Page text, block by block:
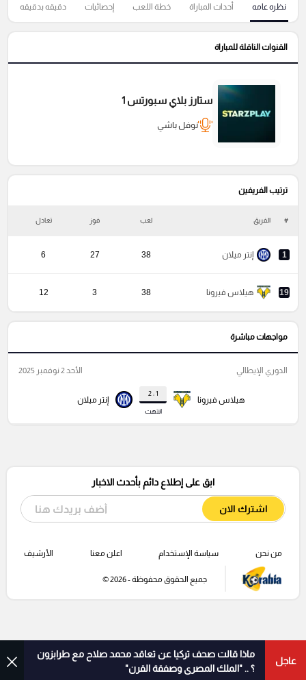
نظره عامه أحداث المباراة خطة اللعب إحصائيات دقيقه بدقيقه
القنوات الناقلة للمباراة
ستارز بلاي سبورتس 1
نوفل باشي
ترتيب الفريفين
# الفريق لعب فوز تعادل
1 إنتر ميلان 38
27
6
19 هيلاس فيرونا 38
3
12
مواجهات مباشرة
هيلاس فيرونا
1 : 2
انتهت
إنتر ميلان
الدوري الإيطالي الأحد 2 نوفمبر 2025
عاجل
ماذا قالت صحف تركيا عن تعاقد محمد صلاح مع طرابزون
؟ .. "الملك المصري وصفقة القرن"
ابق على إطلاع دائم بأحدث الاخبار
اشترك الان
من نحن سياسة الإستخدام اعلن معنا الأرشيف
جميع الحقوق محفوظة - 2026 ©